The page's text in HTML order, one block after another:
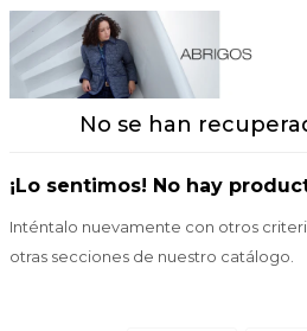
No se han
¡Lo sentimos! No hay
Inténtalo nuevamente con otros
otras secciones de nuestro catálogo.